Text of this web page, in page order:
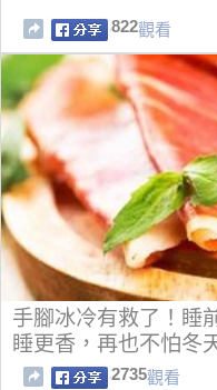
822觀看
手腳冰冷有救了！睡
睡更香，再也不怕冬
2735觀看